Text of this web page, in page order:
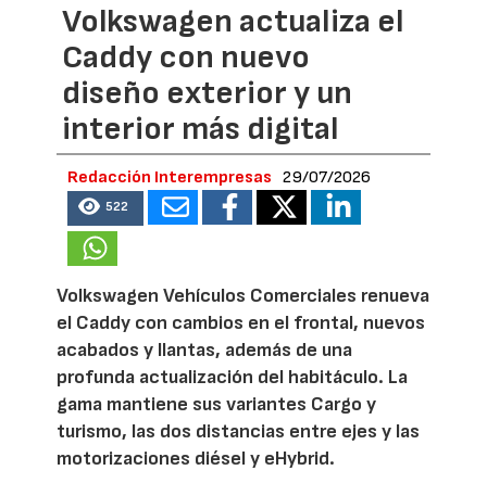
Volkswagen actualiza el
Caddy con nuevo
diseño exterior y un
interior más digital
Redacción Interempresas 29/07/2026
522
Volkswagen Vehículos Comerciales renueva
el Caddy con cambios en el frontal, nuevos
acabados y llantas, además de una
profunda actualización del habitáculo. La
gama mantiene sus variantes Cargo y
turismo, las dos distancias entre ejes y las
motorizaciones diésel y eHybrid.